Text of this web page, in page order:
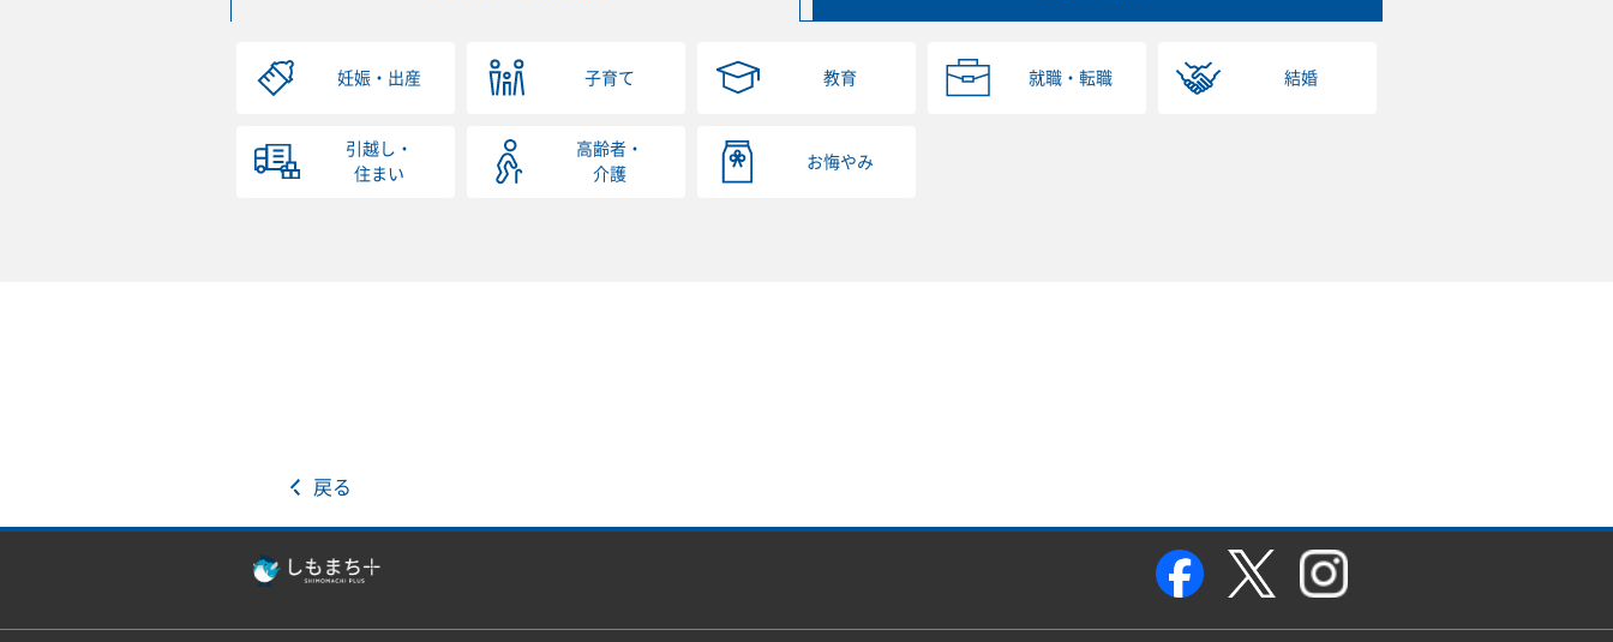
妊娠・出産 子育て 教育 就職・転職 結婚
引越し・
住まい
高齢者・
介護
お悔やみ
戻る